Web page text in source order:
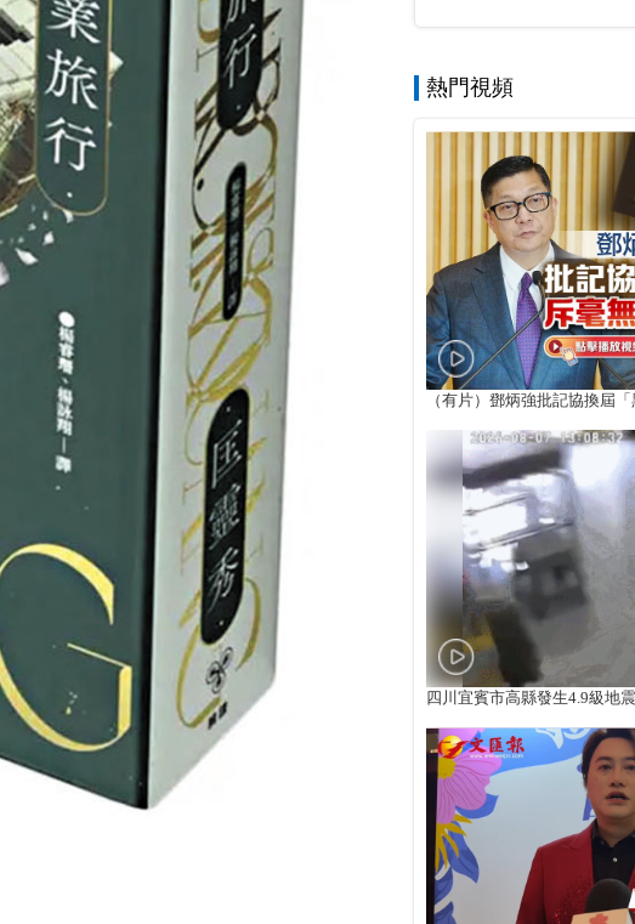
熱門視頻
（有片）鄧炳強批記協換屆
四川宜賓市高縣發生4.9級地